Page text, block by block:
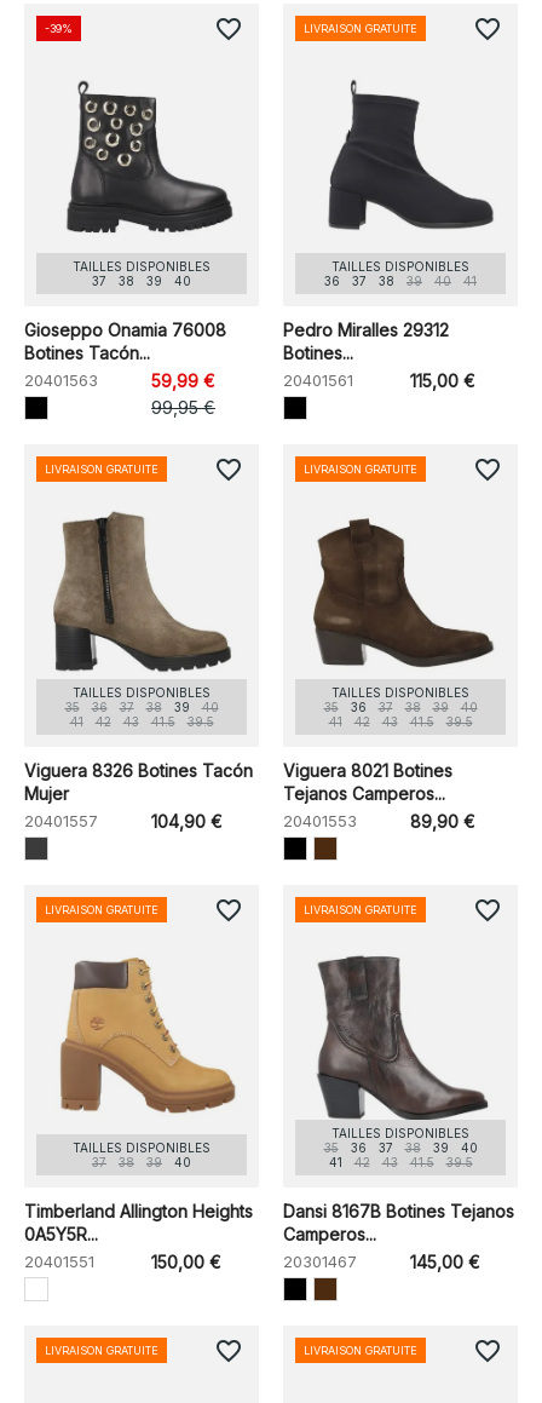
TAILLES DISPONIBLES
37
38 39 40
Gioseppo Onamia 76008
Botines Tacón...
20401563
59,99 €
99,95 €
-39% favorite_border
TAILLES DISPONIBLES
36
37 38 39 40 41
Pedro Miralles 29312
Botines...
20401561 115,00 €
LIVRAISON GRATUITE favorite_border
TAILLES DISPONIBLES
35
36 37 38 39
40
41
42 43 41.5 39.5
Viguera 8326 Botines Tacón
Mujer
20401557 104,90 €
LIVRAISON GRATUITE favorite_border
TAILLES DISPONIBLES
35
36 37 38 39
40
41
42 43 41.5 39.5
Viguera 8021 Botines
Tejanos Camperos...
20401553 89,90 €
LIVRAISON GRATUITE favorite_border
TAILLES DISPONIBLES
37
38 39 40
Timberland Allington Heights
0A5Y5R...
20401551 150,00 €
LIVRAISON GRATUITE favorite_border
TAILLES DISPONIBLES
35
36 37 38 39
40
41
42 43 41.5 39.5
Dansi 8167B Botines Tejanos
Camperos...
20301467 145,00 €
LIVRAISON GRATUITE favorite_border
LIVRAISON GRATUITE favorite_border LIVRAISON GRATUITE favorite_border